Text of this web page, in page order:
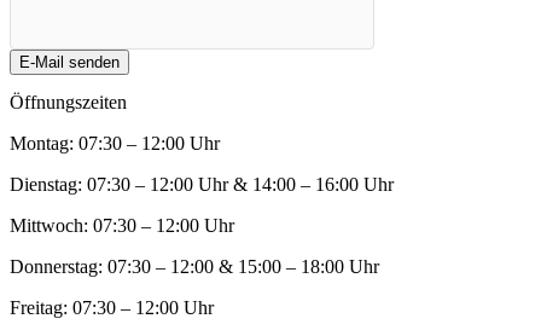
E-Mail senden
Öffnungszeiten
Montag: 07:30 – 12:00 Uhr
Dienstag: 07:30 – 12:00 Uhr & 14:00 – 16:00 Uhr
Mittwoch: 07:30 – 12:00 Uhr
Donnerstag: 07:30 – 12:00 & 15:00 – 18:00 Uhr
Freitag: 07:30 – 12:00 Uhr